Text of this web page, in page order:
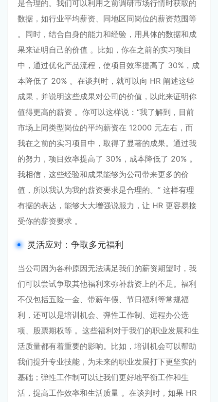
是合理的。我们可以利用之前调研市场行情时获取的
数据，如行业平均薪资、同地区同岗位的薪资范围等
。同时，结合自身的能力和经验，用具体的数据和成
果来证明自己的价值 。比如，你在之前的实习项目
中，通过优化产品流程，使项目效率提高了 30%，成
本降低了 20% 。在谈判时，就可以向 HR 阐述这些
成果，并说明这些成果对公司的价值，以此来证明你
值得更高的薪资 。你可以这样说：“我了解到，目前
市场上同类型岗位的平均薪资在 12000 元左右，而
我在之前的实习项目中，取得了显著的成果。通过我
的努力，项目效率提高了 30%，成本降低了 20% 。
我相信，这些经验和成果能够为公司带来更多的价
值，所以我认为我的薪资要求是合理的。” 这样有理
有据的表达，能够大大增强说服力，让 HR 更容易接
受你的薪资要求 。
灵活应对：争取多元福利
当公司因为各种原因无法满足我们的薪资期望时，我
们可以尝试争取其他福利来弥补薪资上的不足。福利
不仅包括五险一金、带薪年假、节日福利等常规福
利，还可以是培训机会、弹性工作制、远程办公选
项、股票期权等 。这些福利对于我们的职业发展和生
活质量都有着重要的影响。比如，培训机会可以帮助
我们提升专业技能，为未来的职业发展打下更坚实的
基础；弹性工作制可以让我们更好地平衡工作和生
活，提高工作效率和生活质量 。在谈判时，如果 HR